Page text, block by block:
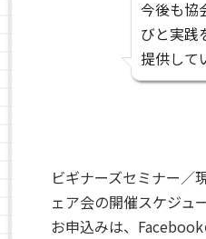
今後も協
びと実践
提供して
ビギナーズセミナー／
ェア会の開催スケジュ
お申込みは、